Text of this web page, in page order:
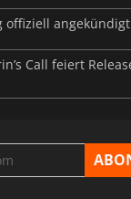
offiziell angekündigt